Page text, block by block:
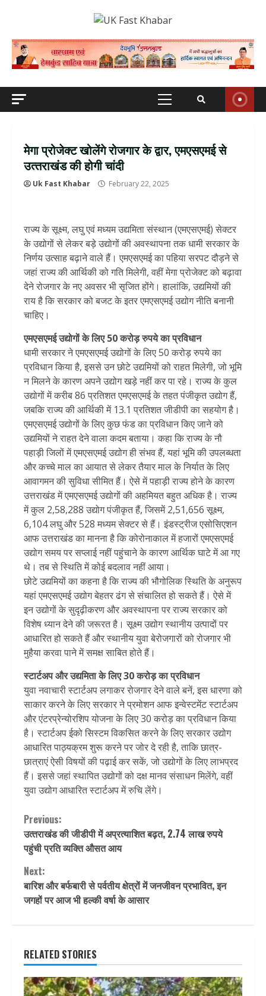
Primary
मेगा प्रोजेक्ट खोलेंगे रोजगार के द्वार, एमएसएमई से
उत्‍तराखंड की होगी चांदी
Uk Fast Khabar February 22, 2025
राज्य के सूक्ष्म, लघु एवं मध्यम उद्यमिता संस्थान (एमएसएमई) सेक्टर
के उद्योगों से लेकर बड़े उद्योगों की अवस्थापना तक धामी सरकार के
निर्णय उत्साह बढ़ाने वाले हैं। एमएसएमई का पहिया सरपट दौड़ने से
जहां राज्य की आर्थिकी को गति मिलेगी, वहीं मेगा प्रोजेक्ट को बढ़ावा
देने रोजगार के नए अवसर भी सृजित होंगे। हालांकि, उद्यमियों की
राय है कि सरकार को बजट के इतर एमएसएमई उद्योग नीति बनानी
चाहिए।
एमएसएमई उद्योगों के लिए 50 करोड़ रुपये का प्रविधान
धामी सरकार ने एमएसएमई उद्योगों के लिए 50 करोड़ रुपये का
प्रविधान किया है, इससे उन छोटे उद्यमियों को राहत मिलेगी, जो भूमि
न मिलने के कारण अपने उद्योग खड़े नहीं कर पा रहे। राज्य के कुल
उद्योगों में करीब 86 प्रतिशत एमएसएमई के तहत पंजीकृत उद्योग हैं,
जबकि राज्य की आर्थिकी में 13.1 प्रतिशत जीडीपी का सहयोग है।
एमएसएमई उद्योगों के लिए कुछ फंड का प्रविधान किए जाने को
उद्यमियों ने राहत देने वाला कदम बताया। कहा कि राज्य के नौ
पहाड़ी जिलों में एमएसएमई उद्योग ही संभव हैं, यहां भूमि की उपलब्धता
और कच्चे माल का आयात से लेकर तैयार माल के निर्यात के लिए
आवागमन की सुविधा सीमित हैं। ऐसे में पहाड़ी राज्य होने के कारण
उत्तराखंड में एमएसएमई उद्योगों की अहमियत बहुत अधिक है। राज्य
में कुल 2,58,288 उद्योग पंजीकृत हैं, जिसमें 2,51,656 सूक्ष्म,
6,104 लघु और 528 मध्यम सेक्टर से हैं। इंडस्ट्रीज एसोसिएशन
आफ उत्तराखंड का मानना है कि कोरोनाकाल में हजारों एमएसएमई
उद्योग समय पर सप्लाई नहीं पहुंचाने के कारण आर्थिक घाटे में आ गए
थे। तब से स्थिति में कोई बदलाव नहीं आया।
छोटे उद्यमियों का कहना है कि राज्य की भौगोलिक स्थिति के अनुरूप
यहां एमएसएमई उद्योग बेहतर ढंग से संचालित हो सकते हैं। ऐसे में
इन उद्योगों के सुदृढ़ीकरण और अवस्थापना पर राज्य सरकार को
विशेष ध्यान देने की जरूरत है। सूक्ष्म उद्योग स्थानीय उत्पादों पर
आधारित हो सकते हैं और स्थानीय युवा बेरोजगारों को रोजगार भी
मुहैया करवा पाने में समक्ष साबित होते हैं।
स्टार्टअप और उद्यमिता के लिए 30 करोड़ का प्रविधान
युवा नवाचारी स्टार्टअप लगाकर रोजगार देने वाले बनें, इस धारणा को
साकार करने के लिए सरकार ने प्रमोशन आफ इन्वेस्टमेंट स्टार्टअप
और एंटरप्रेन्योरशिप योजना के लिए 30 करोड़ का प्रविधान किया
है। स्टार्टअप ईको सिस्टम विकसित करने के लिए सरकार उद्योग
आधारित पाठ्यक्रम शुरू करने पर जोर दे रही है, ताकि छात्र-
छात्राएं ऐसी विषयों की पढ़ाई कर सकें, जो उद्योगों के लिए लाभप्रद
हैं। इससे जहां स्थापित उद्योगों को दक्ष मानव संसाधन मिलेंगे, वहीं
युवा उद्योग आधारित स्टार्टअप में रुचि लेंगे।
Continue
Reading
Previous:
उत्‍तराखंड की जीडीपी में अप्रत्याशित बढ़त, 2.74 लाख रुपये
पहुंची प्रति व्यक्ति औसत आय
Next:
बारिश और बर्फबारी से पर्वतीय क्षेत्रों में जनजीवन प्रभावित, इन
जगहों पर आज भी हल्की वर्षा के आसार
RELATED STORIES